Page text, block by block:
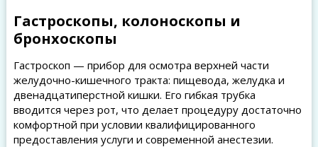
Гастроскопы, колоноскопы и
бронхоскопы
Гастроскоп — прибор для осмотра верхней части
желудочно-кишечного тракта: пищевода, желудка и
двенадцатиперстной кишки. Его гибкая трубка
вводится через рот, что делает процедуру достаточно
комфортной при условии квалифицированного
предоставления услуги и современной анестезии.